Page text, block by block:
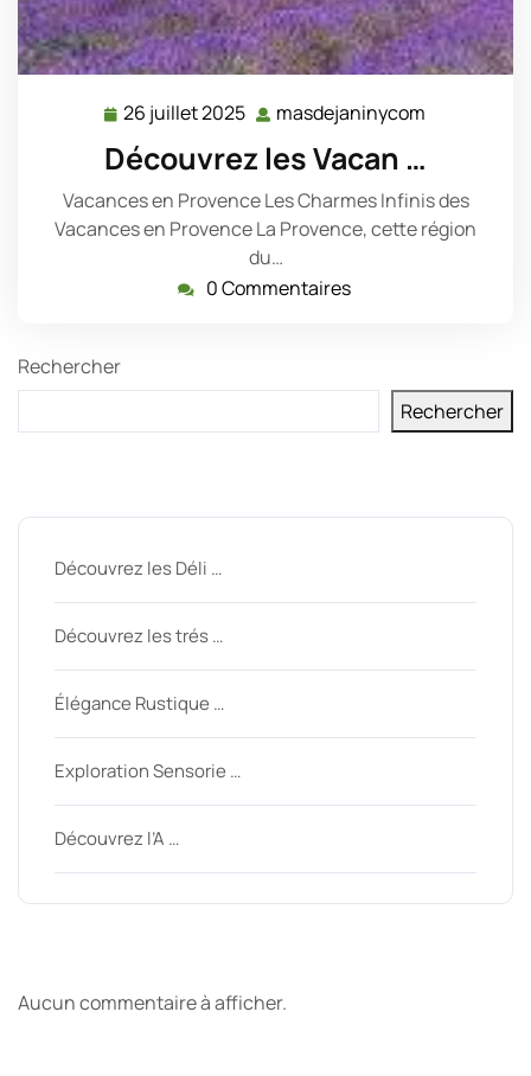
26 juillet 2025 26
juillet
2025
masdejaninycom
Découvrez les Vacan …
Vacances en Provence Les Charmes Infinis des
Vacances en Provence La Provence, cette région
du…
0 Commentaires
Rechercher
Rechercher
Découvrez les Déli …
Découvrez les trés …
Élégance Rustique …
Exploration Sensorie …
Découvrez l’A …
Aucun commentaire à afficher.